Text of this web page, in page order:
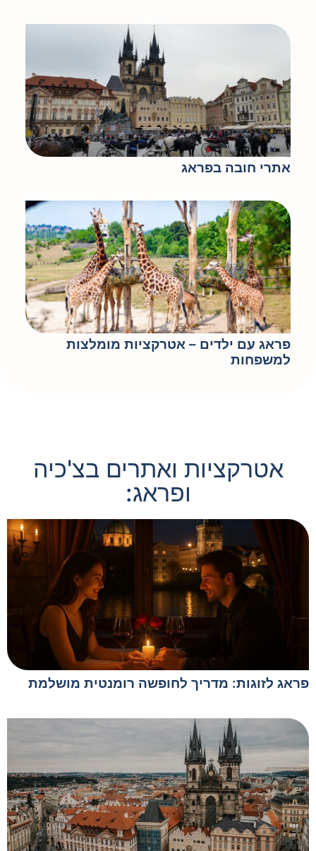
אתרי חובה בפראג
פראג עם ילדים – אטרקציות מומלצות
למשפחות
אטרקציות ואתרים בצ'כיה
ופראג:
פראג לזוגות: מדריך לחופשה רומנטית מושלמת